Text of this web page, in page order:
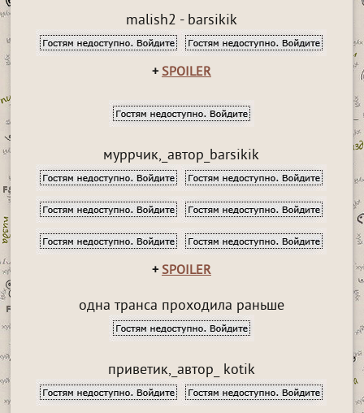
malish2 - barsikik
+ SPOILER
муррчик,_автор_barsikik
+ SPOILER
одна транса проходила раньше
приветик,_автор_ kotik